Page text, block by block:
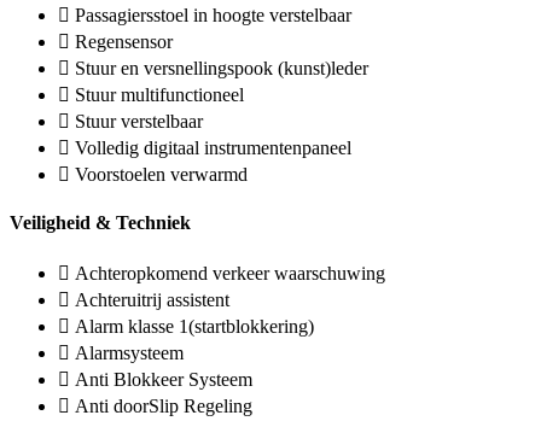
Passagiersstoel in hoogte verstelbaar
Regensensor
Stuur en versnellingspook (kunst)leder
Stuur multifunctioneel
Stuur verstelbaar
Volledig digitaal instrumentenpaneel
Voorstoelen verwarmd
Veiligheid & Techniek
Achteropkomend verkeer waarschuwing
Achteruitrij assistent
Alarm klasse 1(startblokkering)
Alarmsysteem
Anti Blokkeer Systeem
Anti doorSlip Regeling